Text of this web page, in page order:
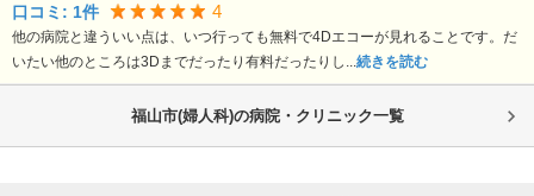
口コミ: 1件 4
他の病院と違ういい点は、いつ行っても無料で4Dエコーが見れることです。だ
いたい他のところは3Dまでだったり有料だったりし...続きを読む
福山市(婦人科)の病院・クリニック一覧